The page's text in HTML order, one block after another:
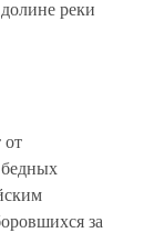
реки
от
за